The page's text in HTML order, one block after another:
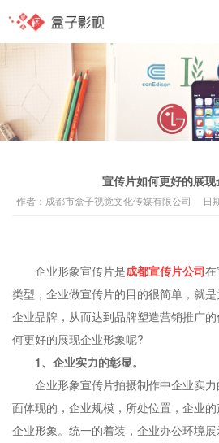
宣传片如何更好的展现
作者： 成都市盒子视觉文化传媒有限公司 日
企业形象宣传片是成都宣传片公司
类型，企业做宣传片的目的很简单，就
企业品牌，从而达到品牌塑造营销推广
何更好的展现企业形象呢?
1、企业实力的彰显。
企业形象宣传片拍摄制作中企业实力
面体现的，企业规模，所处位置，企业
企业形象。统一的着装，企业办公环境